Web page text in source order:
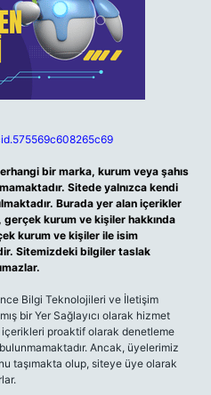
bir marka, kurum veya şahıs
Sitede yalnızca kendi
Burada yer alan içerikler
kurum ve kişiler hakkında
kurum ve kişiler ile isim
Sitemizdeki bilgiler taslak
Bilgi Teknolojileri ve İletişim
bir Yer Sağlayıcı olarak hizmet
proaktif olarak denetleme
Ancak, üyelerimiz
taşımakta olup, siteye üye olarak